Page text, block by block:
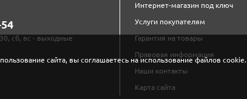
сб, вс - выходные
Интернет-магазин под ключ
Услуги покупателям
Гарантия на товары
Правовая информация
Наши контакты
Карта сайта
сайта, вы соглашаетесь на использование файлов cookie.